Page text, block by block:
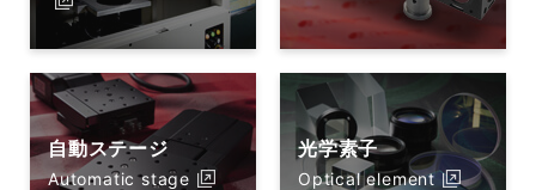
自動ステージ
Automatic stage
光学素子
Optical element